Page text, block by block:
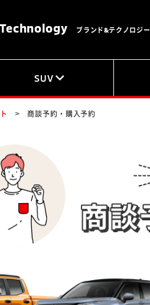
ブランド&テクノロジー
SUV
商談予約・購入予約